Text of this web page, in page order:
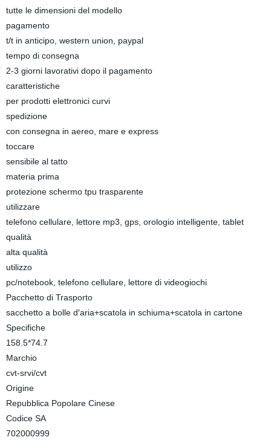
tutte le dimensioni del modello
pagamento
t/t in anticipo, western union, paypal
tempo di consegna
2-3 giorni lavorativi dopo il pagamento
caratteristiche
per prodotti elettronici curvi
spedizione
con consegna in aereo, mare e express
toccare
sensibile al tatto
materia prima
protezione schermo tpu trasparente
utilizzare
telefono cellulare, lettore mp3, gps, orologio intelligente, tablet
qualità
alta qualità
utilizzo
pc/notebook, telefono cellulare, lettore di videogiochi
Pacchetto di Trasporto
sacchetto a bolle d′aria+scatola in schiuma+scatola in cartone
Specifiche
158.5*74.7
Marchio
cvt-srvi/cvt
Origine
Repubblica Popolare Cinese
Codice SA
702000999